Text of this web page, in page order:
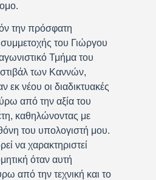
την πρόσφατη
του Γιώργου
Τμήμα του
των Καννών,
νέου οι διαδικτυακές
από την αξία του
καθηλώνοντας με
του υπολογιστή μου.
να χαρακτηριστεί
όταν αυτή
από την τεχνική και το